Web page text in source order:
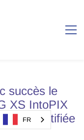
succès le
XS IntoPIX
certifiée
FR